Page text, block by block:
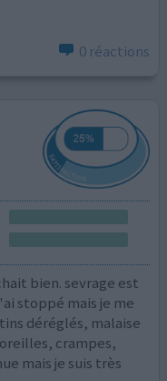
0 réactions
bien. sevrage est
stoppé mais je me
déréglés, malaise
crampes,
mais je suis très